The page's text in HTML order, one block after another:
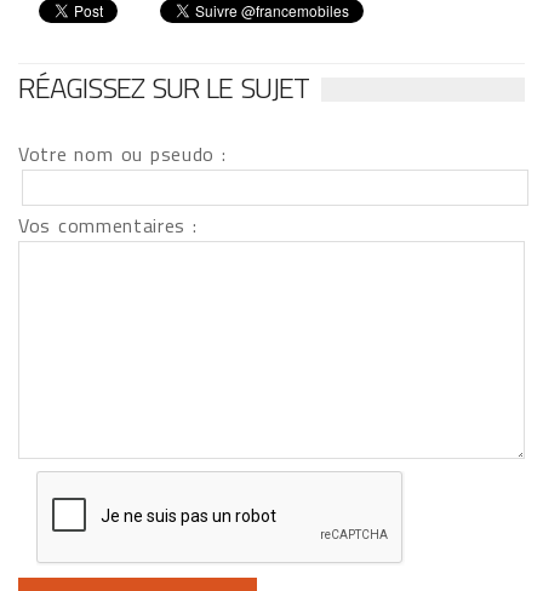
RÉAGISSEZ SUR LE SUJET
Votre nom ou pseudo :
Vos commentaires :